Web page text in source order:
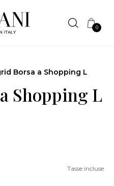
0
Borsa a Shopping L
Shopping L
Tasse incluse